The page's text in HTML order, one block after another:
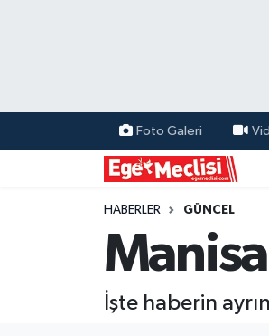
Foto Galeri
HABERLER GÜNCEL
İşte haberin
EKONOMİ
GÜNCEL
ÖZEL HABER
POLİTİKA